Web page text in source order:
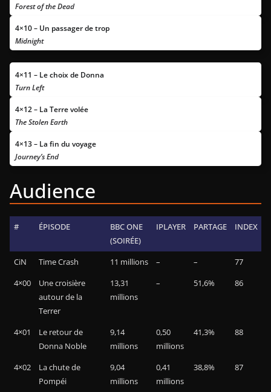
Forest of the Dead
4×10 – Un passager de trop
Midnight
4×11 – Le choix de Donna
Turn Left
4×12 – La Terre volée
The Stolen Earth
4×13 – La fin du voyage
Journey’s End
Audience
# ÉPISODE
BBC ONE
(SOIRÉE)
IPLAYER PARTAGE INDEX
CiN Time Crash 11 millions – –
77
4×00
Une croisière
autour de la
Terrer
13,31
millions
– 51,6% 86
4×01
Le retour de
Donna Noble
9,14
millions
0,50
millions
41,3% 88
4×02
La chute de
Pompéi
9,04
millions
0,41
millions
38,8% 87